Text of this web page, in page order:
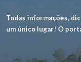
Todas informações,
um único lugar! O